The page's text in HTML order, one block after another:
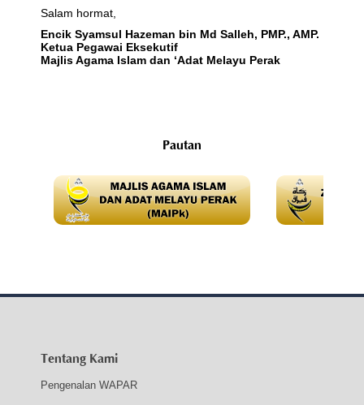
Salam hormat,
Encik Syamsul Hazeman bin Md Salleh, PMP., AMP.
Ketua Pegawai Eksekutif
Majlis Agama Islam dan ‘Adat Melayu Perak
Pautan
Tentang Kami
Pengenalan WAPAR